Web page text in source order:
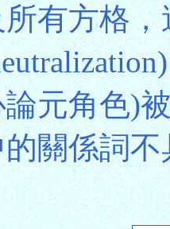
有方格
元角色)
關係詞